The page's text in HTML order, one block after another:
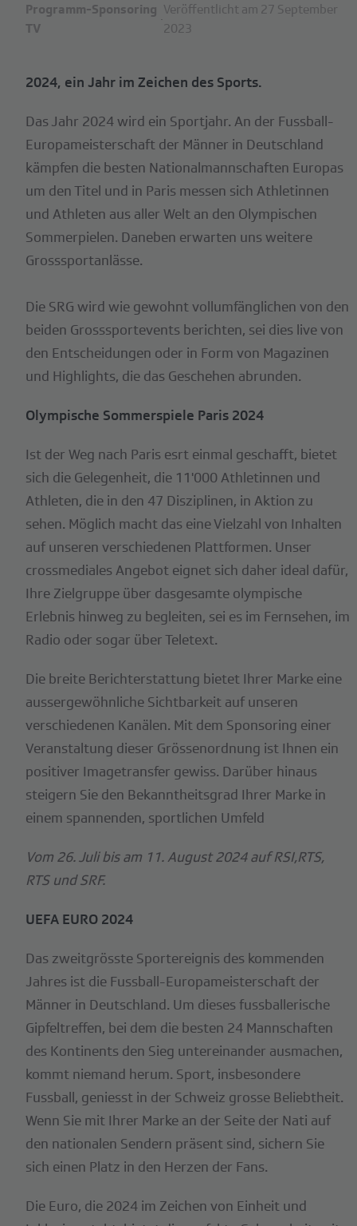
Programm-Sponsoring
TV
·
Veröffentlicht am 27 September
2023
2024, ein Jahr im Zeichen des Sports.
Das Jahr 2024 wird ein Sportjahr. An der Fussball-
Europameisterschaft der Männer in Deutschland
kämpfen die besten Nationalmannschaften Europas
um den Titel und in Paris messen sich Athletinnen
und Athleten aus aller Welt an den Olympischen
Sommerpielen. Daneben erwarten uns weitere
Grosssportanlässe.
Die SRG wird wie gewohnt vollumfänglichen von den
beiden Grosssportevents berichten, sei dies live von
den Entscheidungen oder in Form von Magazinen
und Highlights, die das Geschehen abrunden.
Olympische Sommerspiele Paris 2024
Ist der Weg nach Paris esrt einmal geschafft, bietet
sich die Gelegenheit, die 11'000 Athletinnen und
Athleten, die in den 47 Disziplinen, in Aktion zu
sehen. Möglich macht das eine Vielzahl von Inhalten
auf unseren verschiedenen Plattformen. Unser
crossmediales Angebot eignet sich daher ideal dafür,
Ihre Zielgruppe über dasgesamte olympische
Erlebnis hinweg zu begleiten, sei es im Fernsehen, im
Radio oder sogar über Teletext.
Die breite Berichterstattung bietet Ihrer Marke eine
aussergewöhnliche Sichtbarkeit auf unseren
verschiedenen Kanälen. Mit dem Sponsoring einer
Veranstaltung dieser Grössenordnung ist Ihnen ein
positiver Imagetransfer gewiss. Darüber hinaus
steigern Sie den Bekanntheitsgrad Ihrer Marke in
einem spannenden, sportlichen Umfeld
Vom 26. Juli bis am 11. August 2024 auf RSI,RTS,
RTS und SRF.
UEFA EURO 2024
Das zweitgrösste Sportereignis des kommenden
Jahres ist die Fussball-Europameisterschaft der
Männer in Deutschland. Um dieses fussballerische
Gipfeltreffen, bei dem die besten 24 Mannschaften
des Kontinents den Sieg untereinander ausmachen,
kommt niemand herum. Sport, insbesondere
Fussball, geniesst in der Schweiz grosse Beliebtheit.
Wenn Sie mit Ihrer Marke an der Seite der Nati auf
den nationalen Sendern präsent sind, sichern Sie
sich einen Platz in den Herzen der Fans.
Die Euro, die 2024 im Zeichen von Einheit und